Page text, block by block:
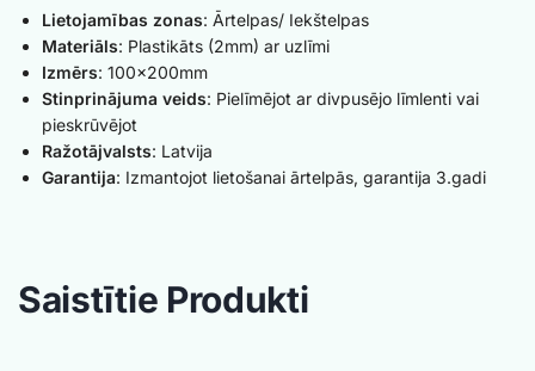
Lietojamības zonas: Ārtelpas/ Iekštelpas
Materiāls: Plastikāts (2mm) ar uzlīmi
Izmērs: 100x200mm
Stinprinājuma veids: Pielīmējot ar divpusējo līmlenti vai
pieskrūvējot
Ražotājvalsts: Latvija
Garantija: Izmantojot lietošanai ārtelpās, garantija 3.gadi
Saistītie Produkti